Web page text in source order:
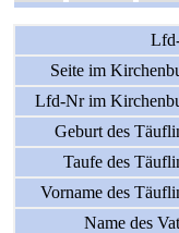
Seite im
Lfd-Nr im
Geburt des
Taufe des
Vorname des
Name des